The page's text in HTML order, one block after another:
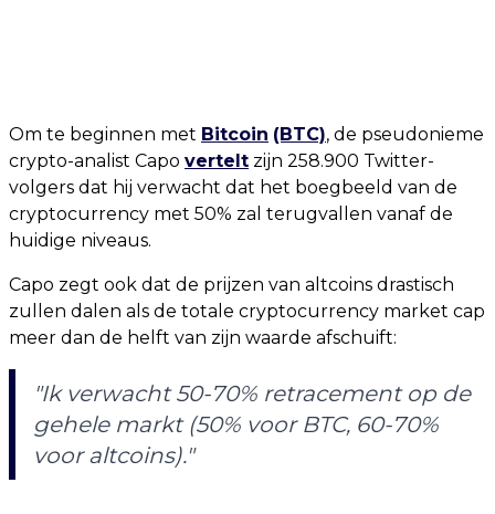
Om te beginnen met Bitcoin (BTC), de pseudonieme
crypto-analist Capo vertelt zijn 258.900 Twitter-
volgers dat hij verwacht dat het boegbeeld van de
cryptocurrency met 50% zal terugvallen vanaf de
huidige niveaus.
Capo zegt ook dat de prijzen van altcoins drastisch
zullen dalen als de totale cryptocurrency market cap
meer dan de helft van zijn waarde afschuift:
"Ik verwacht 50-70% retracement op de
gehele markt (50% voor BTC, 60-70%
voor altcoins)."